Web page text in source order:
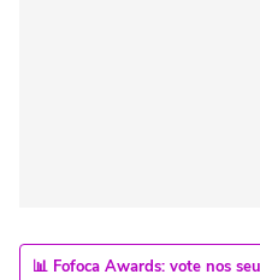
📊 Fofoca Awards: vote nos